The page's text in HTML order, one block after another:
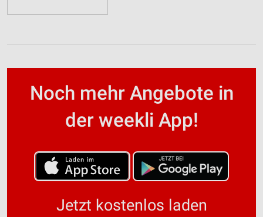
Noch mehr Angebote in
der weekli App!
Jetzt kostenlos laden